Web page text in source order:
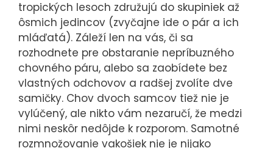
tropických lesoch združujú do skupiniek až
ôsmich jedincov (zvyčajne ide o pár a ich
mláďatá). Záleží len na vás, či sa
rozhodnete pre obstaranie nepríbuzného
chovného páru, alebo sa zaobídete bez
vlastných odchovov a radšej zvolíte dve
samičky. Chov dvoch samcov tiež nie je
vylúčený, ale nikto vám nezaručí, že medzi
nimi neskôr nedôjde k rozporom. Samotné
rozmnožovanie vakošiek nie je nijako